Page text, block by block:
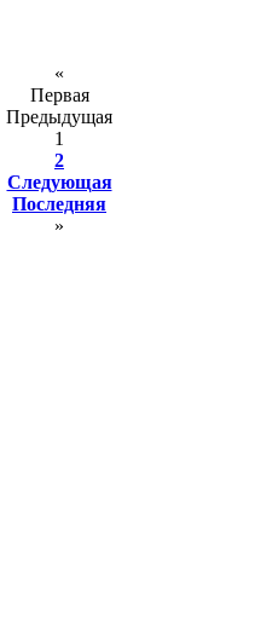
«
Первая
Предыдущая
1
2
Следующая
Последняя
»